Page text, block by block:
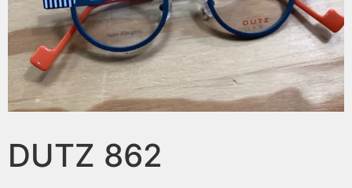
DUTZ 862